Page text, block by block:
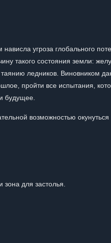
угроза глобального
такого состояния земли:
ледников. Виновником
пройти все испытания,
будущее.
возможностью окунуться
для застолья.